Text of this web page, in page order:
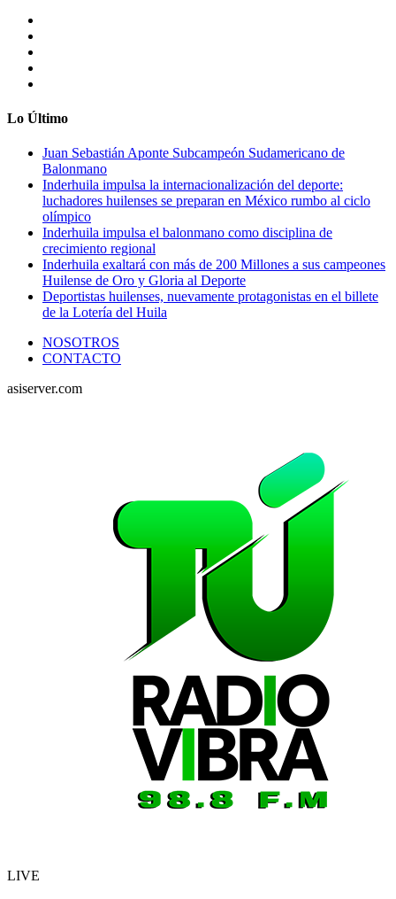
Lo Último
Juan Sebastián Aponte Subcampeón Sudamericano de
Balonmano
Inderhuila impulsa la internacionalización del deporte:
luchadores huilenses se preparan en México rumbo al ciclo
olímpico
Inderhuila impulsa el balonmano como disciplina de
crecimiento regional
Inderhuila exaltará con más de 200 Millones a sus campeones
Huilense de Oro y Gloria al Deporte
Deportistas huilenses, nuevamente protagonistas en el billete
de la Lotería del Huila
NOSOTROS
CONTACTO
asiserver.com
LIVE